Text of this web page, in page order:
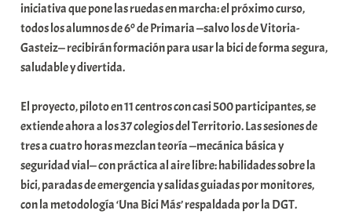
i
o
x
a
o
m
u
n
i
t
iniciativa que pone las ruedas en marcha: el próximo curso,
todos los alumnos de 6º de Primaria —salvo los de Vitoria-
Gasteiz— recibirán formación para usar la bici de forma segura,
saludable y divertida.
El proyecto, piloto en 11 centros con casi 500 participantes, se
extiende ahora a los 37 colegios del Territorio. Las sesiones de
tres a cuatro horas mezclan teoría —mecánica básica y
seguridad vial— con práctica al aire libre: habilidades sobre la
bici, paradas de emergencia y salidas guiadas por monitores,
con la metodología ‘Una Bici Más’ respaldada por la DGT.